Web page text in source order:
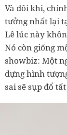
Và đôi khi,
tưởng nhất lại
Lê lúc này
Nó còn giống
showbiz: Một
dựng hình
sai sẽ sụp đổ tất